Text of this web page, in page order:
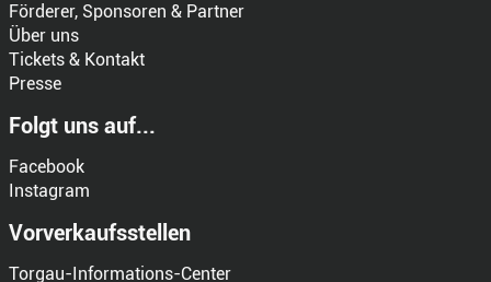
Förderer, Sponsoren & Partner
Über uns
Tickets & Kontakt
Presse
Folgt uns auf...
Facebook
Instagram
Vorverkaufsstellen
Torgau-Informations-Center